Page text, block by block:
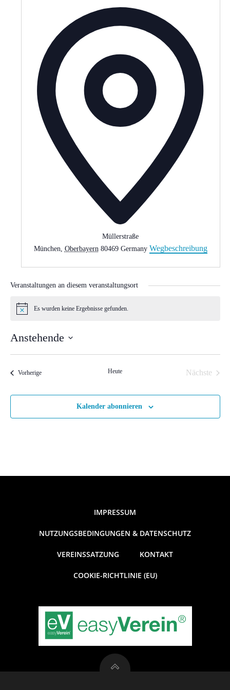
Müllerstraße
München, Oberbayern 80469 Germany Wegbeschreibung
Veranstaltungen an diesem veranstaltungsort
HinweisEs wurden keine Ergebnisse gefunden.
Anstehende
VorherigeVeranstaltungen Heute
Nächste
Kalender abonnieren
IMPRESSUM
NUTZUNGSBEDINGUNGEN & DATENSCHUTZ
VEREINSSATZUNG KONTAKT
COOKIE-RICHTLINIE (EU)